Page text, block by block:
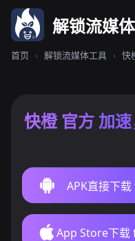
解锁流媒
首页 › 解锁流媒体工具 › 快
快橙 官方 加
APK直接下
App Store下载